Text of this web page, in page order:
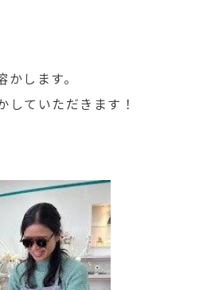
します。
していただきます！